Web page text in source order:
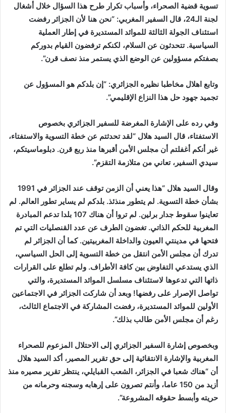
تسوية قضية الصحراء، وأسباب تكرار طرح هذا السؤال خلال أشغال
لجنة الـ24، قال السفير المغربي: “نحن هنا لأن الجزائر رفضت
استئناف الجولة الثالثة للموائد المستديرة في إطار العملية
السياسية. تتحدثون عن السلام، لكنكم ترفضون القيام بدوركم
بصفتكم مسؤولين عن الوضع الذي يستمر منذ نصف قرن”.
وتابع اهلال مخاطبا نظيره الجزائري: “إن بلدكم هو المسؤول عن
تجميد جهود حل هذا النزاع الإقليمي”.
وفي رده على الإشارة المغرضة للسفير الجزائري بخصوص
الاستفتاء، قال السيد هلال “لقد تحدثتم عن خطة التسوية والاستفتاء،
غير أنكم أغفلتم أن مجلس الأمن أقبرها منذ ربع قرن. دبلوماسيتكم،
سيدي السفير، تعاني من متلازمة التقزم”.
وقال السيد هلال “هذا يعني أن الزمن توقف عند الجزائر في 1991
بشأن خطة التسوية. لم يتطور منذئذ. بلدكم لم يساير تطور العالم. لم
تعاينوا سقوط جدار برلين. لم تروا أن هناك 107 بلدا تدعم المبادرة
المغربية للحكم الذاتي. تغضون الطرف عن عدد القنصليات التي تم
فتحها في مدينتي العيون والداخلة المغربيتين. كما أن الجزائر لم
تدرك أن مجلس الأمن انتقل من خطة التسوية إلى الحل السياسي،
الذي يستدعي التفاوض بين كافة الأطراف. ولم تطلع على القرارات
ذاتها التي تدعوها لاستئناف مسلسل الموائد المستديرة، والتي
تواصل الإصرار على رفضها! وبعد أن شاركت الجزائر في الاجتماعين
الأولين للموائد المستديرة، رفضت المشاركة في الاجتماع الثالث،
رغم أن مجلس الأمن طالب بذلك”.
وبخصوص إشارة السفير الجزائري إلى الاحتلال المزعوم للصحراء
المغربية والإشارة الانتقائية إلى حق تقرير المصير، أكد السيد هلال
أن “هناك شعبا في الجزائر، الشعب القبايلي، ينتظر تقرير مصيره منذ
أزيد من 150 عاما، وأنتم تصرون على إرهابه وسجنه وحرمانه من
حريته وأبسط حقوقه المشروعة”.